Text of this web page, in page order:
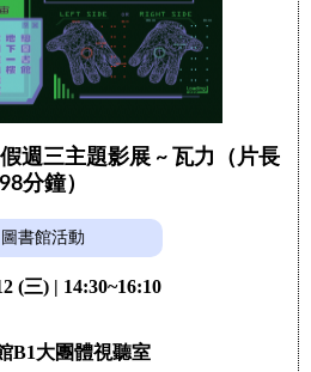
週三主題影展 ~ 瓦力（片長
98分鐘）
圖書館活動
(三) | 14:30~16:10
B1大團體視聽室